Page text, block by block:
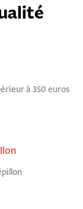
à 350 euros